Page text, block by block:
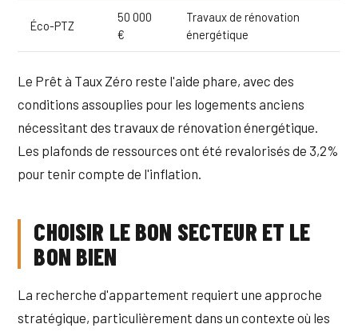
Éco-PTZ
50 000
€
Travaux de rénovation
énergétique
Le Prêt à Taux Zéro reste l'aide phare, avec des
conditions assouplies pour les logements anciens
nécessitant des travaux de rénovation énergétique.
Les plafonds de ressources ont été revalorisés de 3,2%
pour tenir compte de l'inflation.
CHOISIR LE BON SECTEUR ET LE
BON BIEN
La recherche d'appartement requiert une approche
stratégique, particulièrement dans un contexte où les